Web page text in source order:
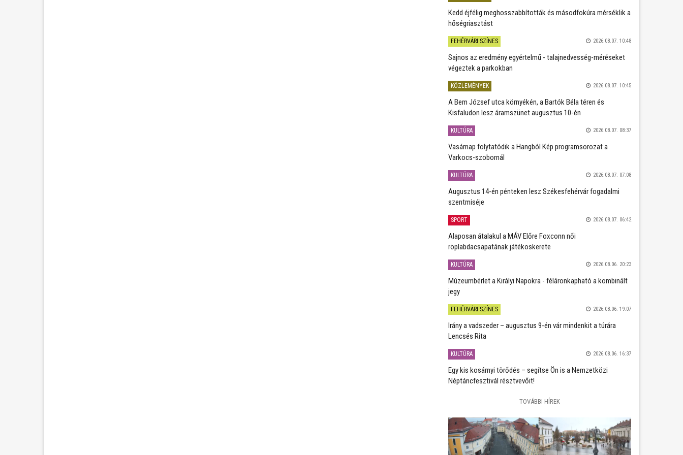
Kedd éjfélig meghosszabbították és másodfokúra mérséklik a
hőségriasztást
FEHÉRVÁRI SZÍNES 2026.08.07. 10:48
Sajnos az eredmény egyértelmű - talajnedvesség-méréseket
végeztek a parkokban
KÖZLEMÉNYEK 2026.08.07. 10:45
A Bem József utca környékén, a Bartók Béla téren és
Kisfaludon lesz áramszünet augusztus 10-én
KULTÚRA 2026.08.07. 08:37
Vasárnap folytatódik a Hangból Kép programsorozat a
Varkocs-szobornál
KULTÚRA 2026.08.07. 07:08
Augusztus 14-én pénteken lesz Székesfehérvár fogadalmi
szentmiséje
SPORT 2026.08.07. 06:42
Alaposan átalakul a MÁV Előre Foxconn női
röplabdacsapatának játékoskerete
KULTÚRA 2026.08.06. 20:23
Múzeumbérlet a Királyi Napokra - féláronkapható a kombinált
jegy
FEHÉRVÁRI SZÍNES 2026.08.06. 19:07
Irány a vadszeder – augusztus 9-én vár mindenkit a túrára
Lencsés Rita
KULTÚRA 2026.08.06. 16:37
Egy kis kosárnyi törődés – segítse Ön is a Nemzetközi
Néptáncfesztivál résztvevőit!
TOVÁBBI HÍREK